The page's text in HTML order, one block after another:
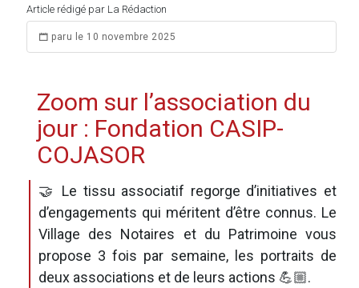
Article rédigé par La Rédaction
paru le 10 novembre 2025
Zoom sur l’association du
jour : Fondation CASIP-
COJASOR
🤝 Le tissu associatif regorge d’initiatives et
d’engagements qui méritent d’être connus. Le
Village des Notaires et du Patrimoine vous
propose 3 fois par semaine, les portraits de
deux associations et de leurs actions 💪🏼.